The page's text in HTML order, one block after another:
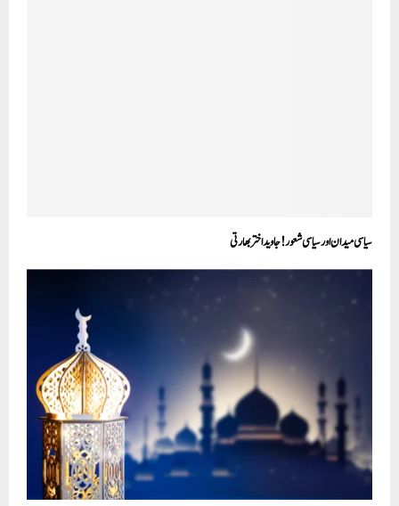
سیاسی میدان اور سیاسی شعور!جاوید اختر بھارتی